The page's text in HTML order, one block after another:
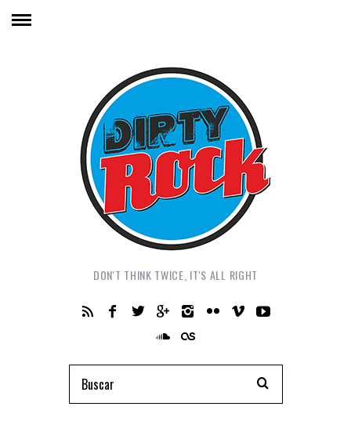
DON'T THINK TWICE, IT'S ALL RIGHT